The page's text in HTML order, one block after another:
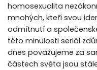
homosexualita
mnohých, kteří svou
odmítnutí a
této minulosti seriál
dnes považujeme za
částech světa jsou